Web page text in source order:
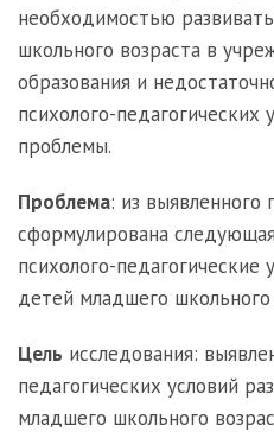
необходимостью
школьного возраста в
образования и
психолого-
проблемы.
Проблема: из выявленного
сформулирована
психолого-педагогические
детей младшего школьного
Цель исследования:
педагогических условий
младшего школьного